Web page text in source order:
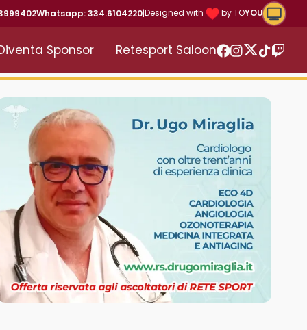
Whatsapp: 334.6104220|Designed with by TOYOU
Sponsor
Retesport Saloon
Twitter